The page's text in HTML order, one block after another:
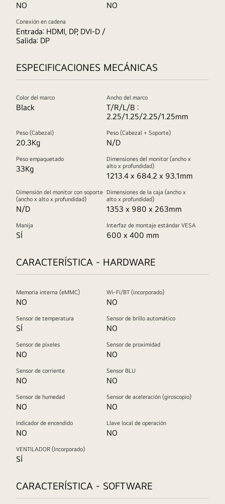
NO NO
Conexión en cadena
Entrada: HDMI, DP, DVI-D /
Salida: DP
ESPECIFICACIONES MECÁNICAS
Color del marco
Black
Ancho del marco
T/R/L/B :
2.25/1.25/2.25/1.25mm
Peso (Cabezal)
20.3Kg
Peso (Cabezal + Soporte)
N/D
Peso empaquetado
33Kg
Dimensiones del monitor (ancho x
alto x profundidad)
1213.4 x 684.2 x 93.1mm
Dimensión del monitor con soporte
(ancho x alto x profundidad)
N/D
Dimensiones de la caja (ancho x
alto x profundidad)
1353 x 980 x 263mm
Manija
SÍ
Interfaz de montaje estándar VESA
600 x 400 mm
CARACTERÍSTICA - HARDWARE
Memoria interna (eMMC)
NO
Wi-Fi/BT (incorporado)
NO
Sensor de temperatura
SÍ
Sensor de brillo automático
NO
Sensor de píxeles
NO
Sensor de proximidad
NO
Sensor de corriente
NO
Sensor BLU
NO
Sensor de humedad
NO
Sensor de aceleración (giroscopio)
NO
Indicador de encendido
NO
Llave local de operación
NO
VENTILADOR (Incorporado)
SÍ
CARACTERÍSTICA - SOFTWARE